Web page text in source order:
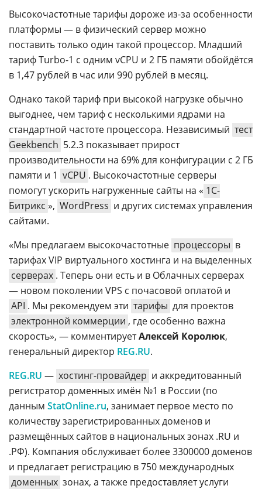
Высокочастотные тарифы дороже из-за особенности
платформы — в физический сервер можно
поставить только один такой процессор. Младший
тариф Turbo-1 c одним vCPU и 2 ГБ памяти обойдётся
в 1,47 рублей в час или 990 рублей в месяц.
Однако такой тариф при высокой нагрузке обычно
выгоднее, чем тариф с несколькими ядрами на
стандартной частоте процессора. Независимый тест
Geekbench 5.2.3 показывает прирост
производительности на 69% для конфигурации с 2 ГБ
памяти и 1 vCPU . Высокочастотные серверы
помогут ускорить нагруженные сайты на « 1С-
Битрикс », WordPress и других системах управления
сайтами.
«Мы предлагаем высокочастотные процессоры в
тарифах VIP виртуального хостинга и на выделенных
серверах . Теперь они есть и в Облачных серверах
— новом поколении VPS с почасовой оплатой и
API . Мы рекомендуем эти тарифы для проектов
электронной коммерции , где особенно важна
скорость», — комментируетАлексей Королюк,
генеральный директор REG.RU.
REG.RU — хостинг-провайдер и аккредитованный
регистратор доменных имён №1 в России (по
данным StatOnline.ru, занимает первое место по
количеству зарегистрированных доменов и
размещённых сайтов в национальных зонах .RU и
.РФ). Компания обслуживает более 3300000 доменов
и предлагает регистрацию в 750 международных
доменных зонах, а также предоставляет услуги